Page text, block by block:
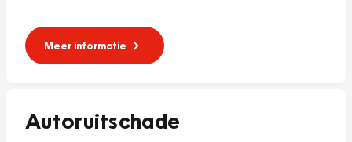
Meer informatie
Autoruitschade